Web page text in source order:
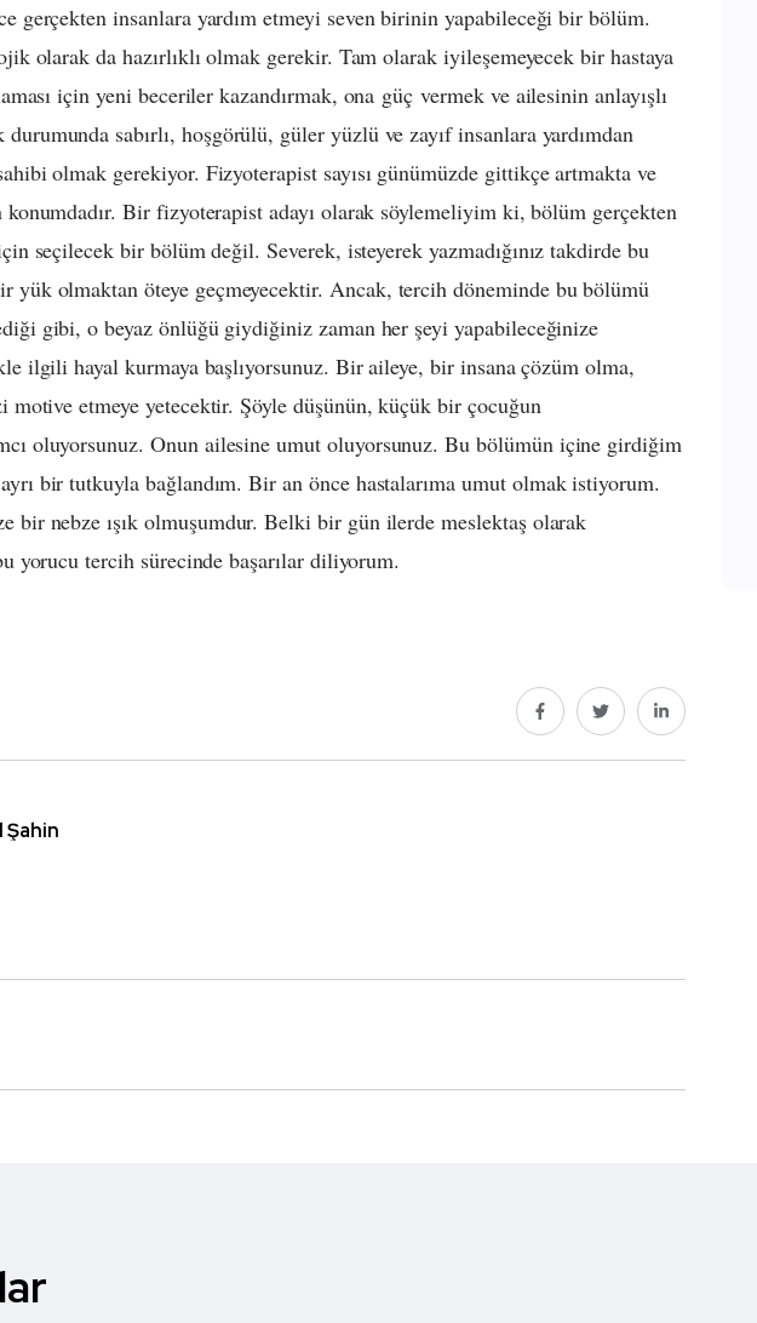
gerçekten insanlara yardım etmeyi seven birinin yapabileceği bir bölüm.
olarak da hazırlıklı olmak gerekir. Tam olarak iyileşemeyecek bir hastaya
için yeni beceriler kazandırmak, ona güç vermek ve ailesinin anlayışlı
durumunda sabırlı, hoşgörülü, güler yüzlü ve zayıf insanlara yardımdan
olmak gerekiyor. Fizyoterapist sayısı günümüzde gittikçe artmakta ve
konumdadır. Bir fizyoterapist adayı olarak söylemeliyim ki, bölüm gerçekten
seçilecek bir bölüm değil. Severek, isteyerek yazmadığınız takdirde bu
yük olmaktan öteye geçmeyecektir. Ancak, tercih döneminde bu bölümü
gibi, o beyaz önlüğü giydiğiniz zaman her şeyi yapabileceğinize
ilgili hayal kurmaya başlıyorsunuz. Bir aileye, bir insana çözüm olma,
motive etmeye yetecektir. Şöyle düşünün, küçük bir çocuğun
oluyorsunuz. Onun ailesine umut oluyorsunuz. Bu bölümün içine girdiğim
bir tutkuyla bağlandım. Bir an önce hastalarıma umut olmak istiyorum.
bir nebze ışık olmuşumdur. Belki bir gün ilerde meslektaş olarak
yorucu tercih sürecinde başarılar diliyorum.
Şahin